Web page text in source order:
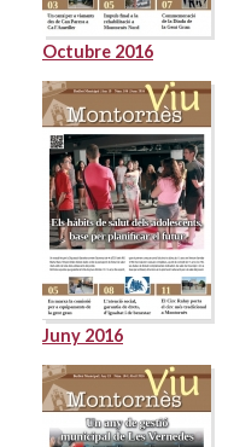
Octubre 2016
Juny 2016